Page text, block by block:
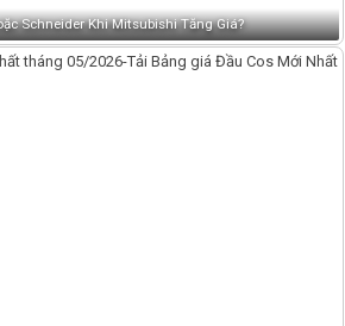
Schneider Khi Mitsubishi Tăng Giá?